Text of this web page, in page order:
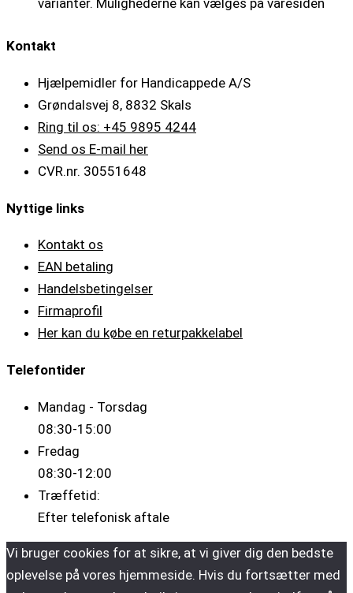
varianter. Mulighederne kan vælges på varesiden
Kontakt
Hjælpemidler for Handicappede A/S
Grøndalsvej 8, 8832 Skals
Ring til os: +45 9895 4244
Send os E-mail her
CVR.nr. 30551648
Nyttige links
Kontakt os
EAN betaling
Handelsbetingelser
Firmaprofil
Her kan du købe en returpakkelabel
Telefontider
Mandag - Torsdag
08:30-15:00
Fredag
08:30-12:00
Træffetid:
Efter telefonisk aftale
Vi bruger cookies for at sikre, at vi giver dig den bedste
oplevelse på vores hjemmeside. Hvis du fortsætter med